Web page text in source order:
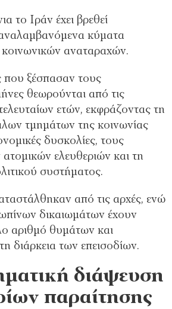
το Ιράν έχει βρεθεί
κύματα
αναταραχών.
που ξέσπασαν τους
θεωρούνται από τις
ετών, εκφράζοντας τη
τμημάτων της κοινωνίας
δυσκολίες, τους
ελευθεριών και τη
συστήματος.
από τις αρχές, ενώ
δικαιωμάτων έχουν
αριθμό θυμάτων και
διάρκεια των επεισοδίων.
διάψευση
παραίτησης